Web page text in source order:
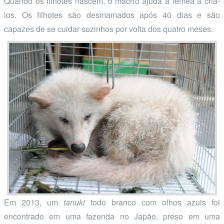
los. Os filhotes são desmamados após 40 dias e são
capazes de se cuidar sozinhos por volta dos quatro meses.
Em 2013, um tanuki todo branco com olhos azuis foi
encontrado em uma fazenda no Japão, preso em uma